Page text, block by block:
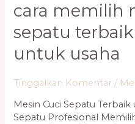
cara memilih
sepatu
untuk usaha
Tinggalkan Komentar /
Mesin Cuci Sepatu
Sepatu Profesional